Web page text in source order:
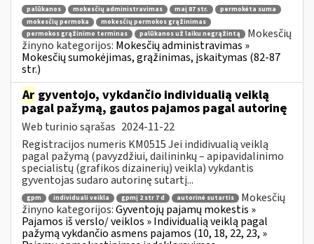
palūkanos mokesčių administravimas maį 87 str.
permokėta suma
mokesčių permoka
mokesčių permokos grąžinimas
permokos grąžinimo terminas
palūkanos už laiku negrąžintą
Mokesčių
žinyno kategorijos: Mokesčių administravimas »
Mokesčių sumokėjimas, grąžinimas, įskaitymas (82-87
str.)
Ar gyventojo, vykdančio individualią veiklą
pagal pažymą, gautos pajamos pagal autorinę
Web turinio sąrašas 2024-11-22
Registracijos numeris KM0515 Jei indidivualią veiklą
pagal pažymą (pavyzdžiui, dailininkų – apipavidalinimo
specialistų (grafikos dizainerių) veikla) vykdantis
gyventojas sudaro autorinę sutartį...
gpm individuali veikla gpmį 2 str 7 d autorinė sutartis
Mokesčių
žinyno kategorijos:Gyventojų pajamų mokestis »
Pajamos iš verslo/ veiklos » Individualią veiklą pagal
pažymą vykdančio asmens pajamos (10, 18, 22, 23, »